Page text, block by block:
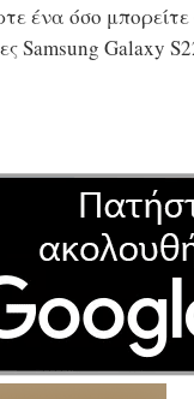
ένα όσο
Samsung Galaxy